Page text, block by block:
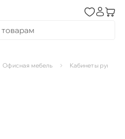
Офисная мебель Кабинеты